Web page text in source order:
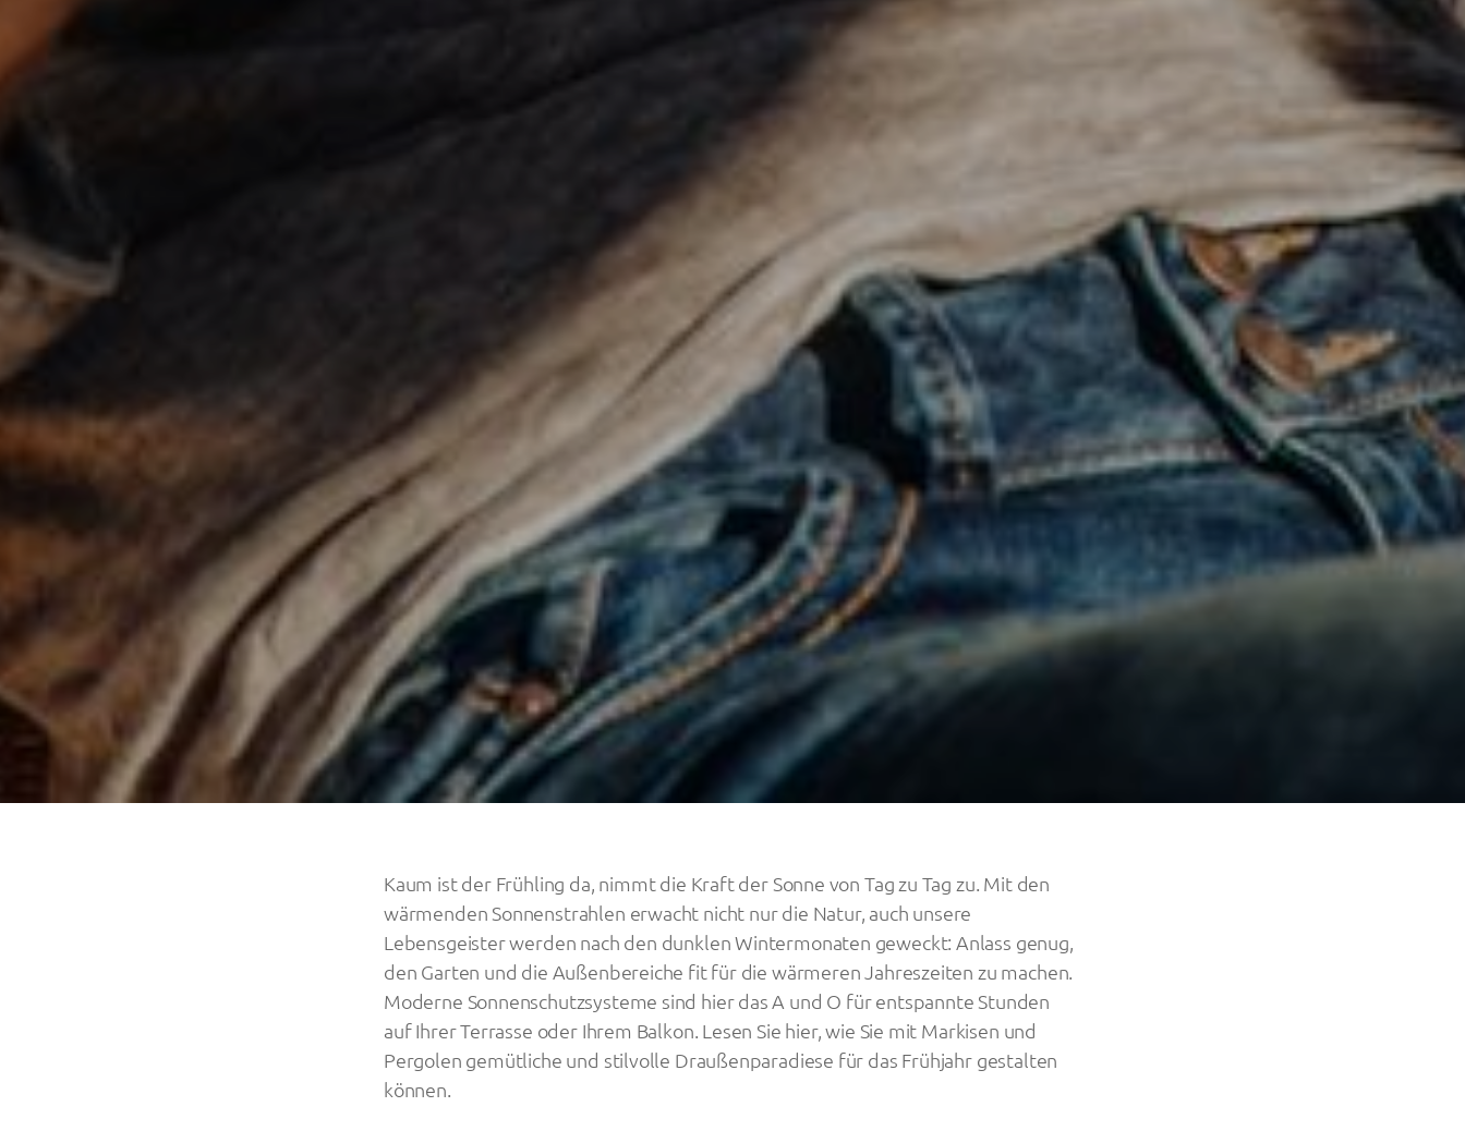
Kaum ist der Frühling da, nimmt die Kraft der Sonne von Tag zu Tag zu. Mit den
wärmenden Sonnenstrahlen erwacht nicht nur die Natur, auch unsere
Lebensgeister werden nach den dunklen Wintermonaten geweckt: Anlass genug,
den Garten und die Außenbereiche fit für die wärmeren Jahreszeiten zu machen.
Moderne Sonnenschutzsysteme sind hier das A und O für entspannte Stunden
auf Ihrer Terrasse oder Ihrem Balkon. Lesen Sie hier, wie Sie mit Markisen und
Pergolen gemütliche und stilvolle Draußenparadiese für das Frühjahr gestalten
können.